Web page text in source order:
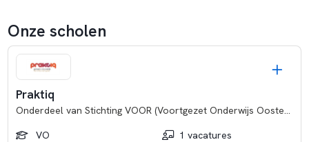
Onze scholen
Praktiq
Onderdeel van Stichting VOOR (Voortgezet Onderwijs Oosterschelde Regio)
VO
1 vacatures